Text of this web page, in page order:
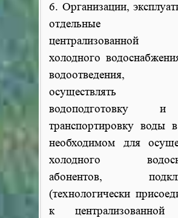
6. Организации,
отдельные
централизованной
холодного
водоотведения,
осуществлять
водоподготовку
транспортировку воды
необходимом для
холодного
абонентов,
(технологически
к централизованной